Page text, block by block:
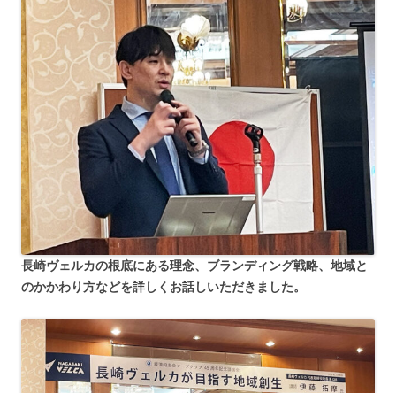
長崎ヴェルカの根底にある理念、ブランディング戦略、地域と
のかかわり方などを詳しくお話しいただきました。